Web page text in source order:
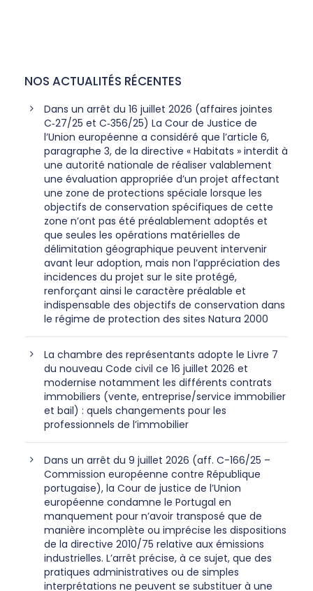
NOS ACTUALITÉS RÉCENTES
Dans un arrêt du 16 juillet 2026 (affaires jointes
C‑27/25 et C‑356/25) La Cour de Justice de
l’Union européenne a considéré que l’article 6,
paragraphe 3, de la directive « Habitats » interdit à
une autorité nationale de réaliser valablement
une évaluation appropriée d’un projet affectant
une zone de protections spéciale lorsque les
objectifs de conservation spécifiques de cette
zone n’ont pas été préalablement adoptés et
que seules les opérations matérielles de
délimitation géographique peuvent intervenir
avant leur adoption, mais non l’appréciation des
incidences du projet sur le site protégé,
renforçant ainsi le caractère préalable et
indispensable des objectifs de conservation dans
le régime de protection des sites Natura 2000
La chambre des représentants adopte le Livre 7
du nouveau Code civil ce 16 juillet 2026 et
modernise notamment les différents contrats
immobiliers (vente, entreprise/service immobilier
et bail) : quels changements pour les
professionnels de l’immobilier
Dans un arrêt du 9 juillet 2026 (aff. C-166/25 –
Commission européenne contre République
portugaise), la Cour de justice de l’Union
européenne condamne le Portugal en
manquement pour n’avoir transposé que de
manière incomplète ou imprécise les dispositions
de la directive 2010/75 relative aux émissions
industrielles. L’arrêt précise, à ce sujet, que des
pratiques administratives ou de simples
interprétations ne peuvent se substituer à une